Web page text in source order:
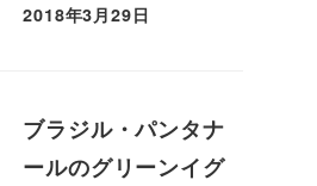
投稿日
2018年3月29日
ブラジル・パンタナ
ールのグリーンイグ